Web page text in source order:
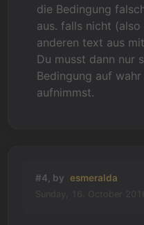
die Bedingung
aus. falls nicht
anderen text aus
Du musst dann nur
Bedingung auf
aufnimmst.
#4, by esmeralda